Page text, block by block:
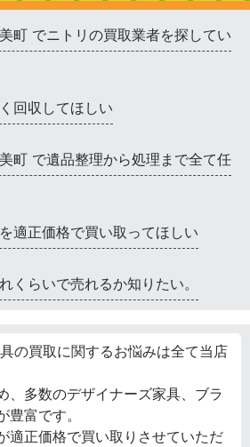
町 でニトリの買取業者を探してい
回収してほしい
町 で遺品整理から処理まで全て任
適正価格で買い取ってほしい
くらいで売れるか知りたい。
の買取に関するお悩みは全て当店
、多数のデザイナーズ家具、ブラ
豊富です。
適正価格で買い取りさせていただ